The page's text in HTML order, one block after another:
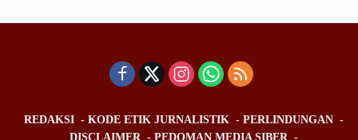
REDAKSI KODE ETIK JURNALISTIK
PERLINDUNGAN
DISCLAIMER
PEDOMAN MEDIA SIBER